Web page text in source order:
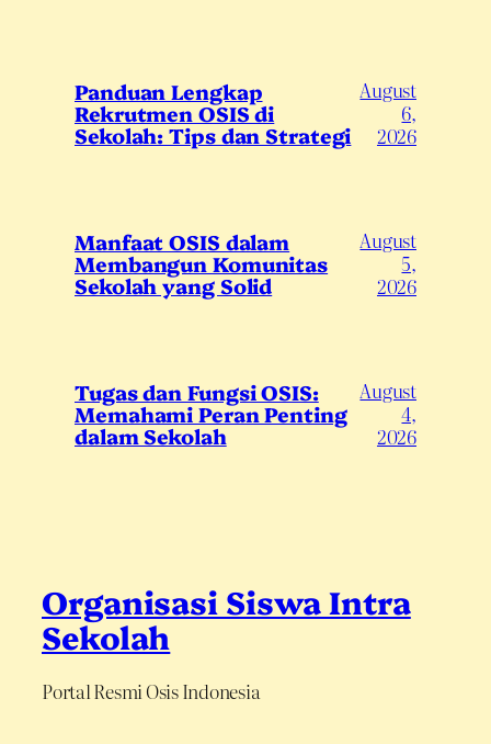
Panduan Lengkap
Rekrutmen OSIS di
Sekolah: Tips dan Strategi
August
6,
2026
Manfaat OSIS dalam
Membangun Komunitas
Sekolah yang Solid
August
5,
2026
Tugas dan Fungsi OSIS:
Memahami Peran Penting
dalam Sekolah
August
4,
2026
Organisasi Siswa Intra
Sekolah
Portal Resmi Osis Indonesia